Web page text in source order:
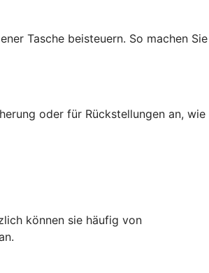
Tasche beisteuern. So machen Sie
oder für Rückstellungen an, wie
können sie häufig von